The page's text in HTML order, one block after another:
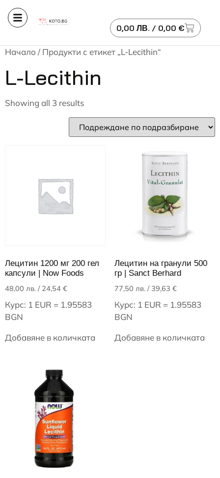
0,00 ЛВ. / 0,00 €
Начало / Продукти с етикет „L-Lecithin“
L-Lecithin
Showing all 3 results
Лецитин 1200 мг 200 гел
капсули | Now Foods
48,00 лв. / 24,54 €
Курс: 1 EUR = 1.95583
BGN
Добавяне в количката
Лецитин на гранули 500
гр | Sanct Berhard
77,50 лв./ 39,63 €
Курс: 1 EUR = 1.95583
BGN
Добавяне в количката